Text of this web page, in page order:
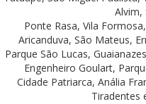
Alvim,
Ponte Rasa, Vila
Aricanduva, São Mateus,
Parque São Lucas,
Engenheiro Goulart,
Cidade Patriarca, Anália
Tiradentes